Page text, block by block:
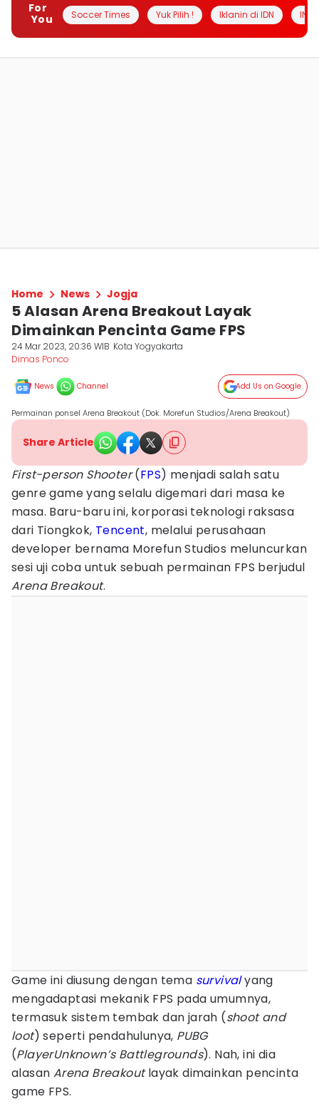
For
You
Soccer Times Yuk Pilih ! Iklanin di IDN
Home News Jogja
5 Alasan Arena Breakout Layak
Dimainkan Pencinta Game FPS
24 Mar 2023, 20:36 WIB Kota Yogyakarta
Dimas Ponco
News Channel Add Us on Google
Permainan ponsel Arena Breakout (Dok. Morefun Studios/Arena Breakout)
Share Article
First-person Shooter(FPS) menjadi salah satu
genre game yang selalu digemari dari masa ke
masa. Baru-baru ini, korporasi teknologi raksasa
dari Tiongkok, Tencent, melalui perusahaan
developer bernama Morefun Studios meluncurkan
sesi uji coba untuk sebuah permainan FPS berjudul
Arena Breakout.
Game ini diusung dengan tema survivalyang
mengadaptasi mekanik FPS pada umumnya,
termasuk sistem tembak dan jarah (shoot and
loot) seperti pendahulunya, PUBG
(PlayerUnknown’s Battlegrounds). Nah, ini dia
alasan Arena Breakoutlayak dimainkan pencinta
game FPS.